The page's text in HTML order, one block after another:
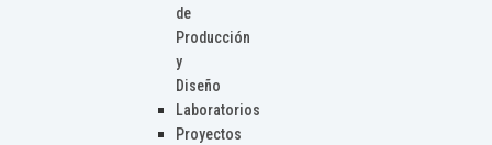
de
Producción
y
Diseño
Laboratorios
Proyectos